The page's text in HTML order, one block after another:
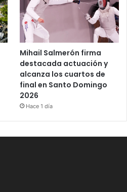
Mihail Salmerón firma
destacada actuación y
alcanza los cuartos de
final en Santo Domingo
2026
Hace 1 día